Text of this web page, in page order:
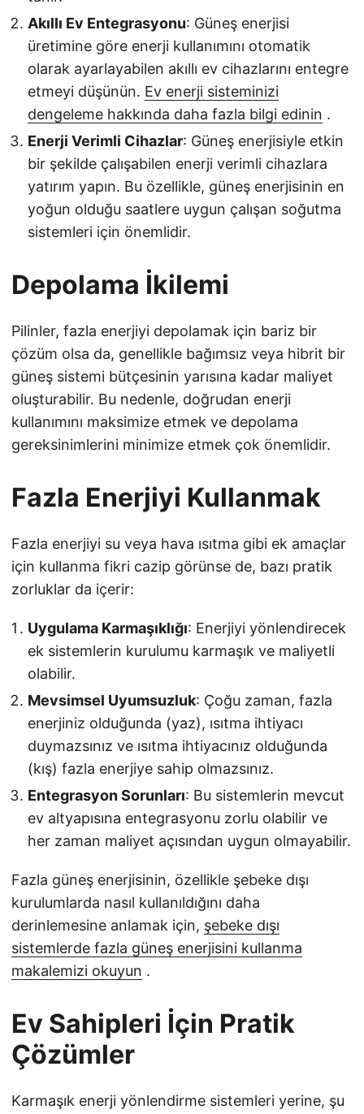
Akıllı Ev Entegrasyonu: Güneş enerjisi
üretimine göre enerji kullanımını otomatik
olarak ayarlayabilen akıllı ev cihazlarını entegre
etmeyi düşünün. Ev enerji sisteminizi
dengeleme hakkında daha fazla bilgi edinin .
Enerji Verimli Cihazlar: Güneş enerjisiyle etkin
bir şekilde çalışabilen enerji verimli cihazlara
yatırım yapın. Bu özellikle, güneş enerjisinin en
yoğun olduğu saatlere uygun çalışan soğutma
sistemleri için önemlidir.
Depolama İkilemi
Pilinler, fazla enerjiyi depolamak için bariz bir
çözüm olsa da, genellikle bağımsız veya hibrit bir
güneş sistemi bütçesinin yarısına kadar maliyet
oluşturabilir. Bu nedenle, doğrudan enerji
kullanımını maksimize etmek ve depolama
gereksinimlerini minimize etmek çok önemlidir.
Fazla Enerjiyi Kullanmak
Fazla enerjiyi su veya hava ısıtma gibi ek amaçlar
için kullanma fikri cazip görünse de, bazı pratik
zorluklar da içerir:
Uygulama Karmaşıklığı: Enerjiyi yönlendirecek
ek sistemlerin kurulumu karmaşık ve maliyetli
olabilir.
Mevsimsel Uyumsuzluk: Çoğu zaman, fazla
enerjiniz olduğunda (yaz), ısıtma ihtiyacı
duymazsınız ve ısıtma ihtiyacınız olduğunda
(kış) fazla enerjiye sahip olmazsınız.
Entegrasyon Sorunları: Bu sistemlerin mevcut
ev altyapısına entegrasyonu zorlu olabilir ve
her zaman maliyet açısından uygun olmayabilir.
Fazla güneş enerjisinin, özellikle şebeke dışı
kurulumlarda nasıl kullanıldığını daha
derinlemesine anlamak için, şebeke dışı
sistemlerde fazla güneş enerjisini kullanma
makalemizi okuyun .
Ev Sahipleri İçin Pratik
Çözümler
Karmaşık enerji yönlendirme sistemleri yerine, şu